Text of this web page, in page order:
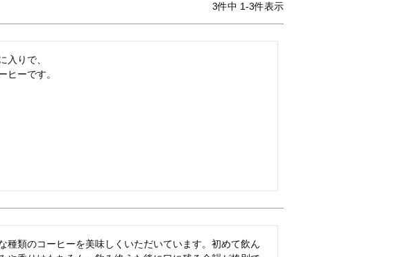
3件中 1-3件表示
入りで、
種類のコーヒーを美味しくいただいています。初めて飲ん